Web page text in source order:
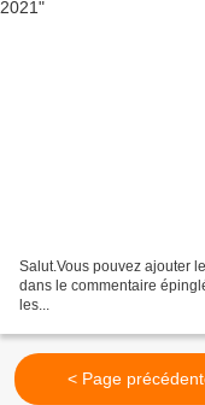
Salut.Vous pouvez ajouter
dans le commentaire
les...
< Page